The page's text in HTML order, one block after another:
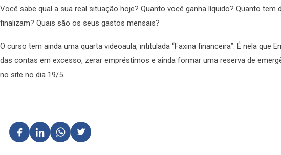
Você sabe qual a sua real situação hoje? Quanto você ganha líquido? Quanto tem
finalizam? Quais são os seus gastos mensais?
O curso tem ainda uma quarta videoaula, intitulada “Faxina financeira”. É nela que
das contas em excesso, zerar empréstimos e ainda formar uma reserva de
no site no dia 19/5.